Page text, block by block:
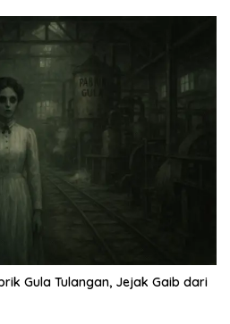
Gula Tulangan, Jejak Gaib dari